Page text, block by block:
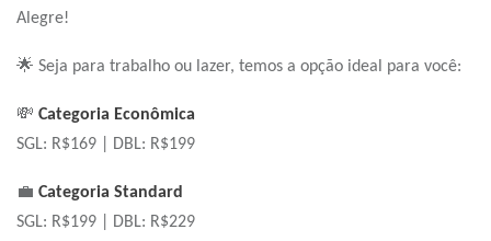
Alegre!
🌟 Seja para trabalho ou lazer, temos a opção ideal para você:
💸 Categoria Econômica
SGL: R$169 | DBL: R$199
💼 Categoria Standard
SGL: R$199 | DBL: R$229